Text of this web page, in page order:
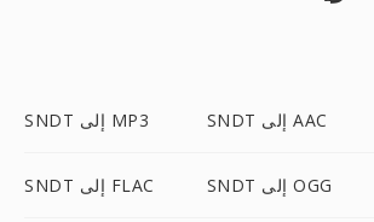
SNDT إلى MP3 SNDT إلى AAC
SNDT إلى FLAC SNDT إلى OGG